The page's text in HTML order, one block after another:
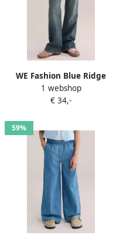
WE Fashion Blue Ridge
flared jeans mediumblauw
1 webshop
€ 34,-
59%